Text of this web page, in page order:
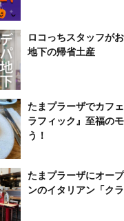
ロコっちスタッフが
地下の帰省土産
たまプラーザでカフ
ラフィック』至福の
う！
たまプラーザにオー
ンのイタリアン「ク